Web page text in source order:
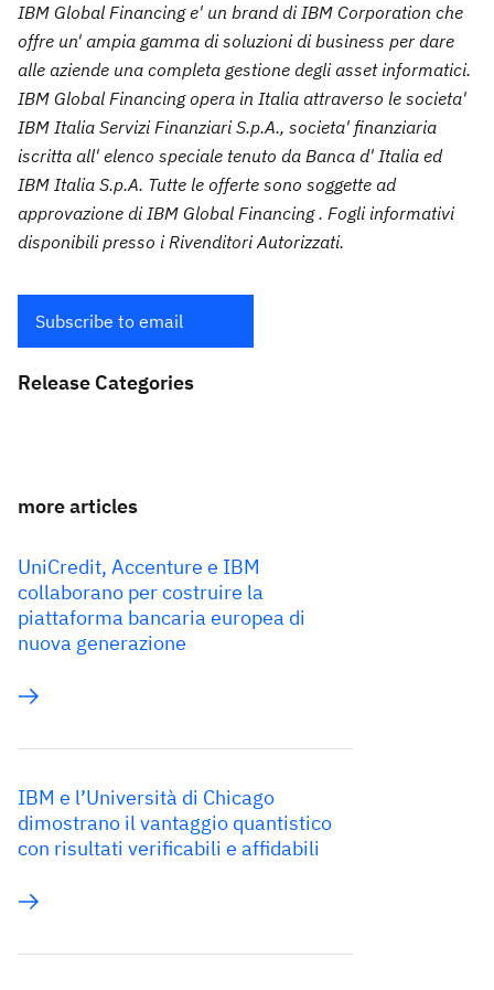
IBM Global Financing e' un brand di IBM Corporation che
offre un' ampia gamma di soluzioni di business per dare
alle aziende una completa gestione degli asset informatici.
IBM Global Financing opera in Italia attraverso le societa'
IBM Italia Servizi Finanziari S.p.A., societa' finanziaria
iscritta all' elenco speciale tenuto da Banca d' Italia ed
IBM Italia S.p.A. Tutte le offerte sono soggette ad
approvazione di IBM Global Financing . Fogli informativi
disponibili presso i Rivenditori Autorizzati.
Subscribe to email
Release Categories
more articles
UniCredit, Accenture e IBM
collaborano per costruire la
piattaforma bancaria europea di
nuova generazione
IBM e l’Università di Chicago
dimostrano il vantaggio quantistico
con risultati verificabili e affidabili